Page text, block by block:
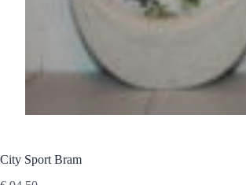
City Sport Bram